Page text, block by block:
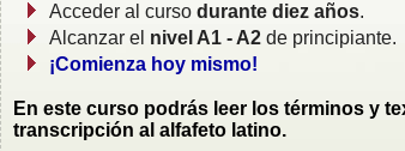
Acceder al curso durante diez años.
Alcanzar el nivel A1 - A2de principiante.
¡Comienza hoy mismo!
En este curso podrás leer los términos y
transcripción al alfafeto latino.